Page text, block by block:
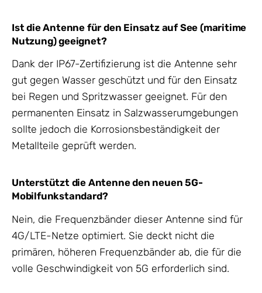
Ist die Antenne für den Einsatz auf See (maritime
Nutzung) geeignet?
Dank der IP67-Zertifizierung ist die Antenne sehr
gut gegen Wasser geschützt und für den Einsatz
bei Regen und Spritzwasser geeignet. Für den
permanenten Einsatz in Salzwasserumgebungen
sollte jedoch die Korrosionsbeständigkeit der
Metallteile geprüft werden.
Unterstützt die Antenne den neuen 5G-
Mobilfunkstandard?
Nein, die Frequenzbänder dieser Antenne sind für
4G/LTE-Netze optimiert. Sie deckt nicht die
primären, höheren Frequenzbänder ab, die für die
volle Geschwindigkeit von 5G erforderlich sind.